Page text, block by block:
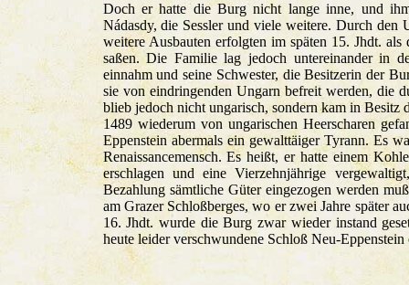
Doch er hatte die Burg nicht lange inne, und
Nádasdy, die Sessler und viele weitere. Durch
weitere Ausbauten erfolgten im späten 15. Jhdt.
saßen. Die Familie lag jedoch untereinander in
einnahm und seine Schwester, die Besitzerin der
sie von eindringenden Ungarn befreit werden, die
blieb jedoch nicht ungarisch, sondern kam in Besitz
1489 wiederum von ungarischen Heerscharen
Eppenstein abermals ein gewalttäiger Tyrann. Es
Renaissancemensch. Es heißt, er hatte einem
erschlagen und eine Vierzehnjährige
Bezahlung sämtliche Güter eingezogen werden
am Grazer Schloßberges, wo er zwei Jahre später
16. Jhdt. wurde die Burg zwar wieder instand
heute leider verschwundene Schloß Neu-